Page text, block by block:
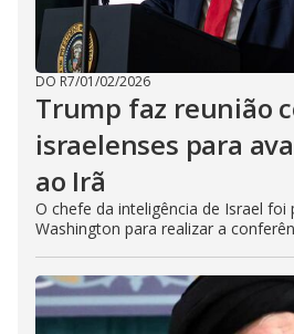
DO R7/01/02/2026
Trump faz reunião
israelenses para
ao Irã
O chefe da inteligência de Israel foi
Washington para realizar a